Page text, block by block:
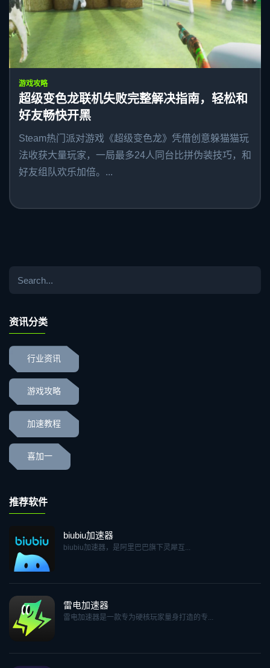
游戏攻略
超级变色龙联机失败完整解决指南，轻松和
好友畅快开黑
Steam热门派对游戏《超级变色龙》凭借创意躲猫猫玩
法收获大量玩家，一局最多24人同台比拼伪装技巧，和
好友组队欢乐加倍。...
资讯分类
行业资讯
游戏攻略
加速教程
喜加一
推荐软件
biubiu加速器
biubiu加速器，是阿里巴巴旗下灵犀互...
雷电加速器
雷电加速器是一款专为硬核玩家量身打造的专...